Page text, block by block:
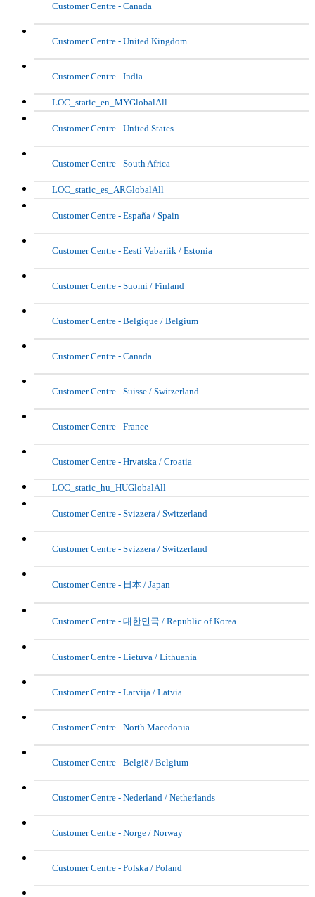
Customer Centre - Canada
Customer Centre - United Kingdom
Customer Centre - India
LOC_static_en_MYGlobalAll
Customer Centre - United States
Customer Centre - South Africa
LOC_static_es_ARGlobalAll
Customer Centre - España / Spain
Customer Centre - Eesti Vabariik / Estonia
Customer Centre - Suomi / Finland
Customer Centre - Belgique / Belgium
Customer Centre - Canada
Customer Centre - Suisse / Switzerland
Customer Centre - France
Customer Centre - Hrvatska / Croatia
LOC_static_hu_HUGlobalAll
Customer Centre - Svizzera / Switzerland
Customer Centre - Svizzera / Switzerland
Customer Centre - 日本 / Japan
Customer Centre - 대한민국 / Republic of Korea
Customer Centre - Lietuva / Lithuania
Customer Centre - Latvija / Latvia
Customer Centre - North Macedonia
Customer Centre - België / Belgium
Customer Centre - Nederland / Netherlands
Customer Centre - Norge / Norway
Customer Centre - Polska / Poland